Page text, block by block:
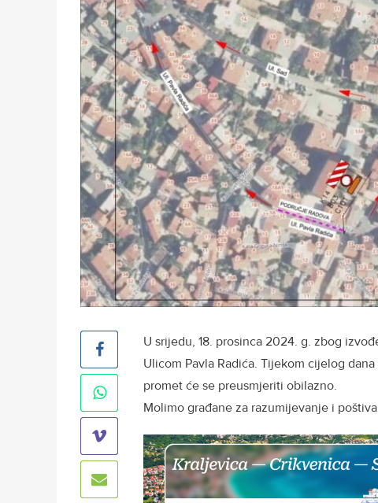
U srijedu, 18. prosinca 2024. g. zbog
Ulicom Pavla Radića. Tijekom cijelog
promet će se preusmjeriti obilazno.
Molimo građane za razumijevanje i